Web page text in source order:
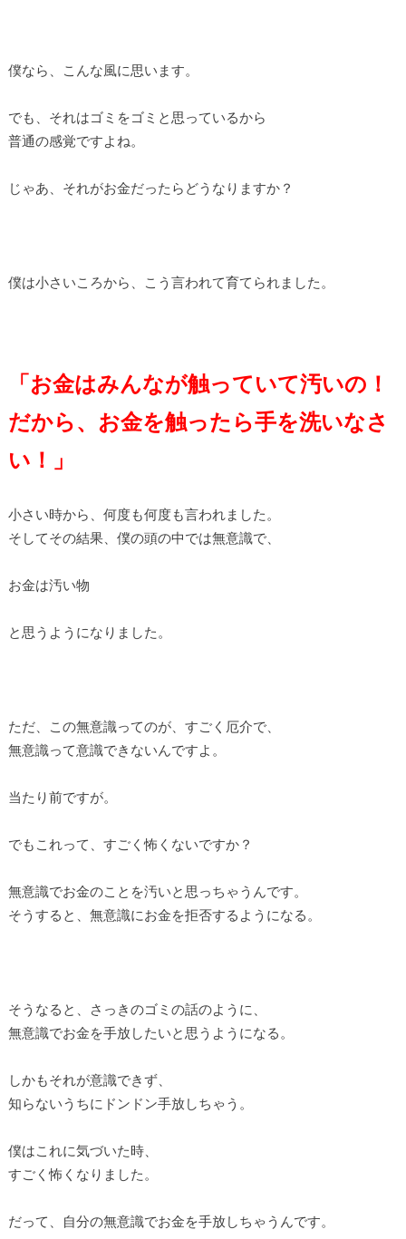
僕なら、こんな風に思います。
でも、それはゴミをゴミと思っているから
普通の感覚ですよね。
じゃあ、それがお金だったらどうなりますか？
僕は小さいころから、こう言われて育てられました。
「お金はみんなが触っていて汚いの！
だから、お金を触ったら手を洗いなさ
い！」
小さい時から、何度も何度も言われました。
そしてその結果、僕の頭の中では無意識で、
お金は汚い物
と思うようになりました。
ただ、この無意識ってのが、すごく厄介で、
無意識って意識できないんですよ。
当たり前ですが。
でもこれって、すごく怖くないですか？
無意識でお金のことを汚いと思っちゃうんです。
そうすると、無意識にお金を拒否するようになる。
そうなると、さっきのゴミの話のように、
無意識でお金を手放したいと思うようになる。
しかもそれが意識できず、
知らないうちにドンドン手放しちゃう。
僕はこれに気づいた時、
すごく怖くなりました。
だって、自分の無意識でお金を手放しちゃうんです。